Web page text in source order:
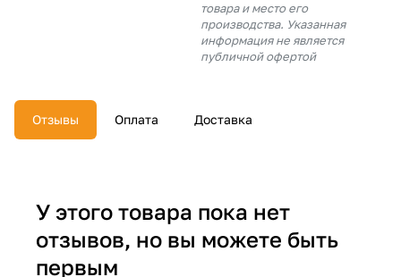
товара и место его
производства. Указанная
информация не является
публичной офертой
Отзывы Оплата Доставка
У этого товара пока нет
отзывов, но вы можете быть
первым
Остались вопросы?